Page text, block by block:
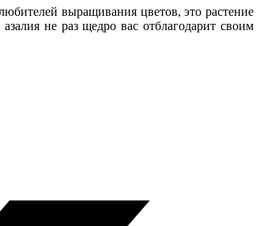
выращивания цветов, это растение
не раз щедро вас отблагодарит своим